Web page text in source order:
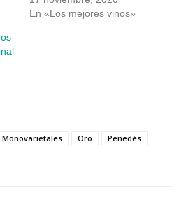
En «Los mejores vinos»
Monovarietales Oro
Penedés